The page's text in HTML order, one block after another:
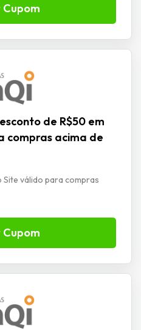
Cupom
de R$50 em
compras acima de
válido para compras
Cupom